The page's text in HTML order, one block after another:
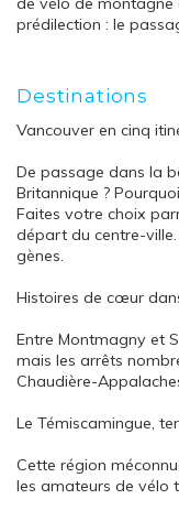
prédilection : le
Destinations
Vancouver en cinq
De passage dans la
Britannique ?
Faites votre choix
départ du centre-
gènes.
Histoires de cœur
Entre Montmagny et
mais les arrêts
Chaudière-
Le Témiscamingue,
Cette région
les amateurs de vélo